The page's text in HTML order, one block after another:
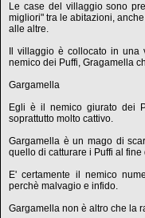
Le case del villaggio sono
migliori" tra le abitazioni,
alle altre.
Il villaggio è collocato in
nemico dei Puffi, Gragamella
Gargamella
Egli è il nemico giurato dei
soprattutto molto cattivo.
Gargamella è un mago di
quello di catturare i Puffi al
E' certamente il nemico
perchè malvagio e infido.
Gargamella non è altro che la